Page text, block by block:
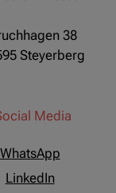
38
Steyerberg
Media
WhatsApp
LinkedIn